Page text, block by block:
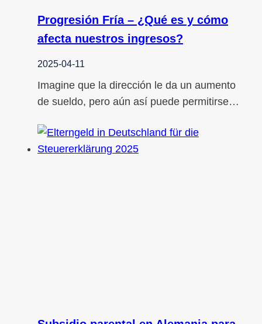
Progresión Fría – ¿Qué es y cómo
afecta nuestros ingresos?
2025-04-11
Imagine que la dirección le da un aumento
de sueldo, pero aún así puede permitirse…